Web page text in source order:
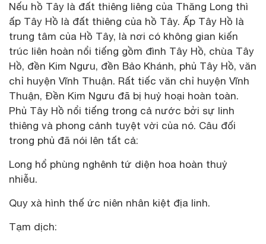
Nếu hồ Tây là đất thiêng liêng của Thăng Long thì
ấp Tây Hồ là đất thiêng của hồ Tây. Ấp Tây Hồ là
trung tâm của Hồ Tây, là nơi có không gian kiến
trúc liên hoàn nổi tiếng gồm đình Tây Hồ, chùa Tây
Hồ, đền Kim Ngưu, đền Bảo Khánh, phủ Tây Hồ, văn
chỉ huyện Vĩnh Thuận. Rất tiếc văn chỉ huyện Vĩnh
Thuận, Đền Kim Ngưu đã bị huỷ hoại hoàn toàn.
Phủ Tây Hồ nổi tiếng trong cả nước bởi sự linh
thiêng và phong cảnh tuyệt vời của nó. Câu đối
trong phủ đã nói lên tất cả:
Long hổ phùng nghênh tứ diện hoa hoàn thuỷ
nhiễu.
Quy xà hình thế ức niên nhân kiệt địa linh.
Tạm dịch: